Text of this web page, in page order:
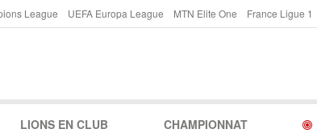
League UEFA Europa League MTN Elite One France Ligue 1
LIONS EN CLUB CHAMPIONNAT